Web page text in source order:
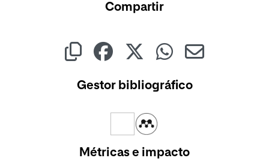
Compartir
Gestor bibliográfico
Métricas e impacto